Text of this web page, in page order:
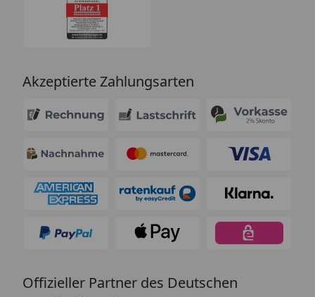
Akzeptierte Zahlungsarten
Offizieller Partner des Deutschen